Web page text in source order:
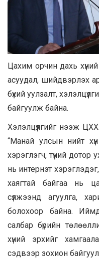
Цахим орчин дахь
асуудал, шийдвэрлэх
бүхий уулзалт,
байгуулж байна.
Хэлэлцүүлгийг нээж
“Манай улсын нийт
хэрэглэгч, түүний дотор
нь интернэт
хаягтай байгаа нь
сүлжээнд агуулга,
болохоор байна.
салбар бүрийн
хүний эрхийг
сэдвээр зохион